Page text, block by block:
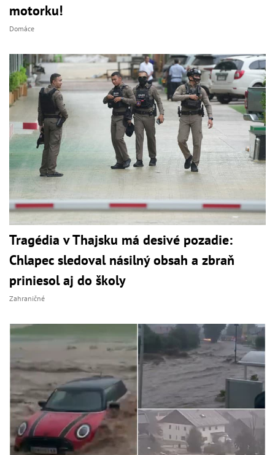
motorku!
Domáce
Tragédia v Thajsku má desivé pozadie:
Chlapec sledoval násilný obsah a zbraň
priniesol aj do školy
Zahraničné